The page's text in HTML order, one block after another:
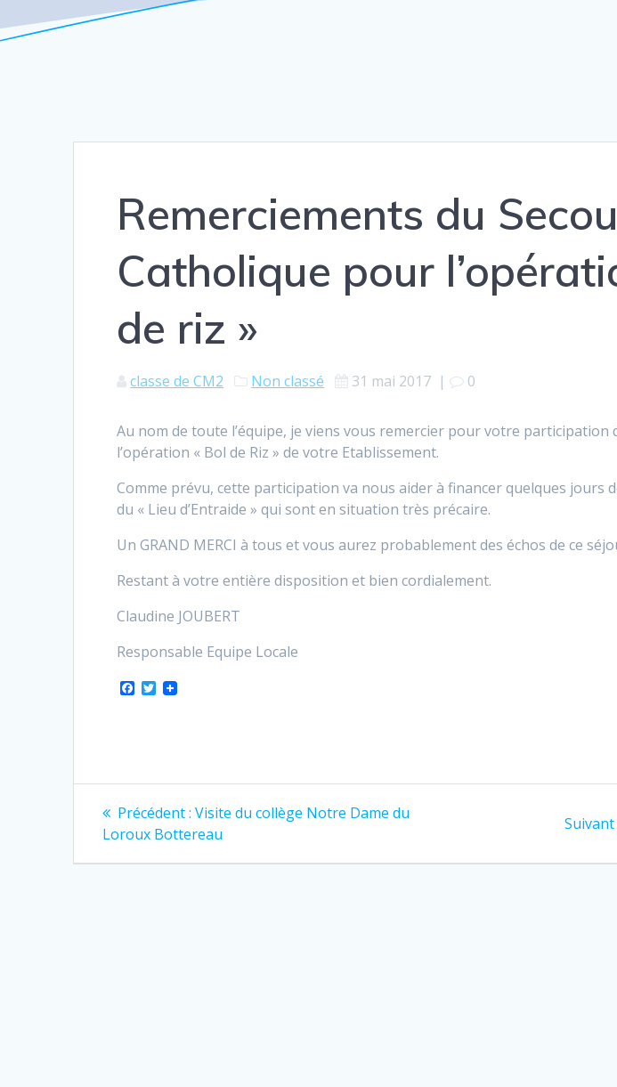
Remerciements du
Catholique pour
de riz »
classe de CM2 Non classé 31 mai 2017 | 0
Au nom de toute l’équipe, je viens vous remercier pour votre participation
l’opération « Bol de Riz » de votre Etablissement.
Comme prévu, cette participation va nous aider à financer quelques jours
du « Lieu d’Entraide » qui sont en situation très précaire.
Un GRAND MERCI à tous et vous aurez probablement des échos de ce
Restant à votre entière disposition et bien cordialement.
Claudine JOUBERT
Responsable Equipe Locale
F
k
T
Navigation
de
Précédent : Article
précédent
Visite du collège Notre Dame du
Loroux Bottereau
Suivant